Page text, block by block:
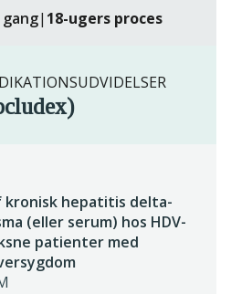
| 18-ugers proces
kronisk hepatitis delta-
(eller serum) hos HDV-
patienter med